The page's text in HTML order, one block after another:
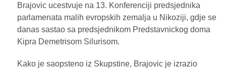
Brajovic ucestvuje na 13. Konferenciji predsjednika
parlamenata malih evropskih zemalja u Nikoziji, gdje se
danas sastao sa predsjednikom Predstavnickog doma
Kipra Demetrisom Silurisom.
Kako je saopsteno iz Skupstine, Brajovic je izrazio